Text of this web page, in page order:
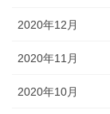
2020年12月
2020年11月
2020年10月